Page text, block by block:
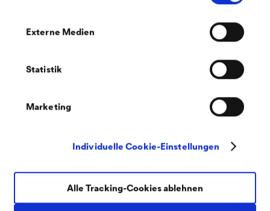
Externe Medien
Statistik
Marketing
Individuelle Cookie-Einstellungen
Alle Tracking-Cookies ablehnen
DÖRKEN 2K DTS SATIN 40